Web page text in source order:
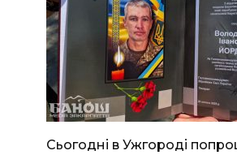
Сьогодні в Ужгороді